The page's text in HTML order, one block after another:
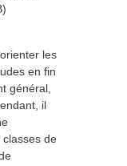
les
en fin
général,
il
de